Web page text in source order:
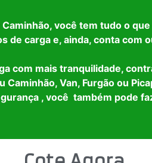
você tem tudo o
de carga e, ainda, conta com
com mais tranquilidade,
Caminhão, Van, Furgão ou
, você também pode